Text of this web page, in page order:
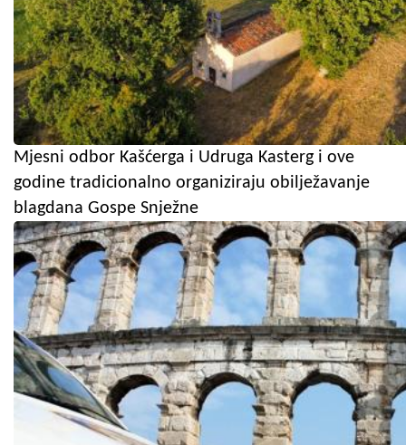
Mjesni odbor Kašćerga i Udruga Kasterg i ove
godine tradicionalno organiziraju obilježavanje
blagdana Gospe Snježne